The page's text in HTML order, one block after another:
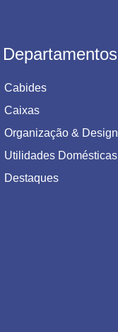
Departamentos
Cabides
Caixas
Organização & Design
Utilidades Domésticas
Destaques